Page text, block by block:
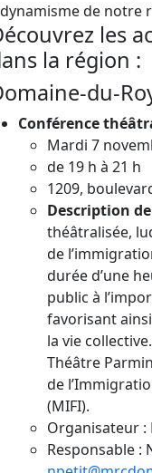
dynamisme de notre
les
la région :
du-
Conférence
Mardi 7
de 19 h à 21 h
1209,
Description
théâtralisée,
de
durée d’une
public à
favorisant
la vie
Théâtre
de
(MIFI).
Organisateur :
Responsable :